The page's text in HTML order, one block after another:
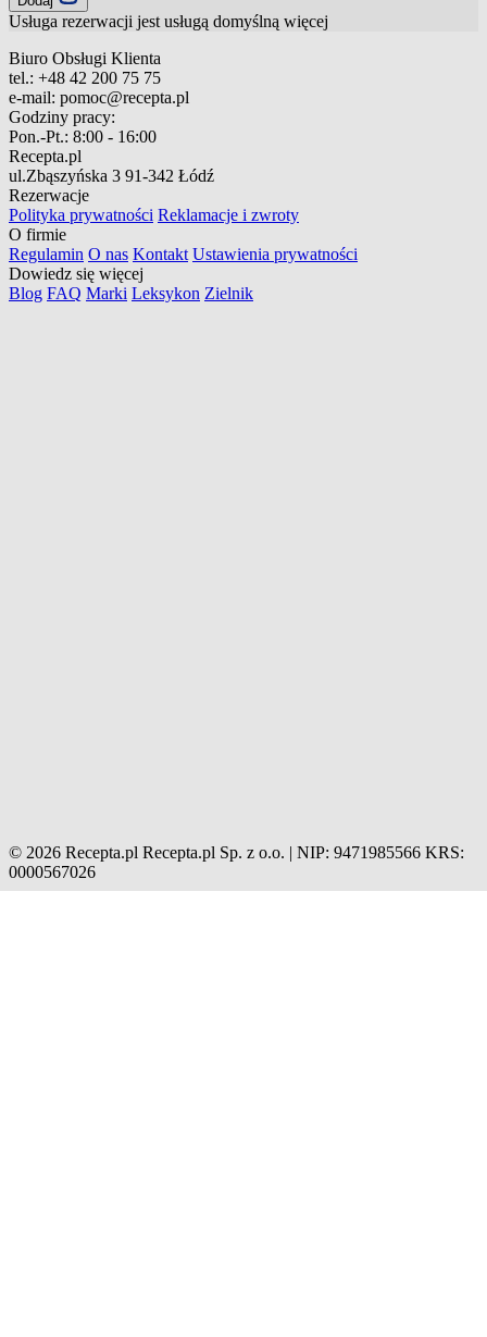
Usługa rezerwacji jest usługą domyślną więcej
Biuro Obsługi Klienta
tel.: +48 42 200 75 75
e-mail: pomoc@recepta.pl
Godziny pracy:
Pon.-Pt.: 8:00 - 16:00
Recepta.pl
ul.Zbąszyńska 3 91-342 Łódź
Rezerwacje
Polityka prywatności Reklamacje i zwroty
O firmie
Regulamin O nas Kontakt Ustawienia prywatności
Dowiedz się więcej
Blog FAQ Marki Leksykon Zielnik
© 2026 Recepta.pl Recepta.pl Sp. z o.o. | NIP: 9471985566 KRS:
0000567026